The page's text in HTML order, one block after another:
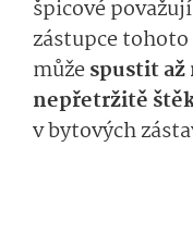
špicové
zástupce
můžespustit
nepřetržitě
v bytových